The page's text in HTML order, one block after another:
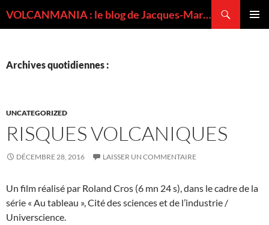
VOLCANMANIA : le blog de Jacques-Marie BARDINTZEFF, volcanologue
Archives quotidiennes :
UNCATEGORIZED
RISQUES VOLCANIQUES
DÉCEMBRE 28, 2016 LAISSER UN COMMENTAIRE
Un film réalisé par Roland Cros (6 mn 24 s), dans le cadre de la
série « Au tableau », Cité des sciences et de l’industrie /
Universcience.